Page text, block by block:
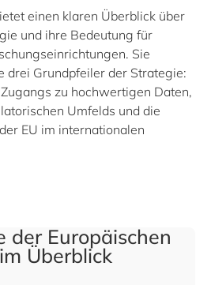
einen klaren Überblick über
und ihre Bedeutung für
Sie
drei Grundpfeiler der Strategie:
zu hochwertigen Daten,
Umfelds und die
EU im internationalen
der Europäischen
Überblick